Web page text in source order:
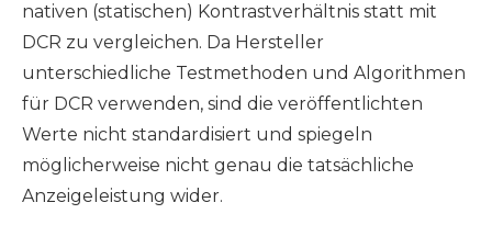
nativen (statischen) Kontrastverhältnis statt mit
DCR zu vergleichen. Da Hersteller
unterschiedliche Testmethoden und Algorithmen
für DCR verwenden, sind die veröffentlichten
Werte nicht standardisiert und spiegeln
möglicherweise nicht genau die tatsächliche
Anzeigeleistung wider.